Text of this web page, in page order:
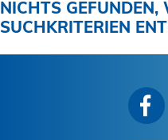
NICHTS GEFUNDEN,
SUCHKRITERIEN